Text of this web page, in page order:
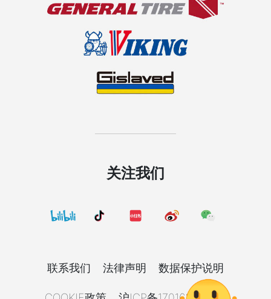
关注我们
联系我们 法律声明 数据保护说明